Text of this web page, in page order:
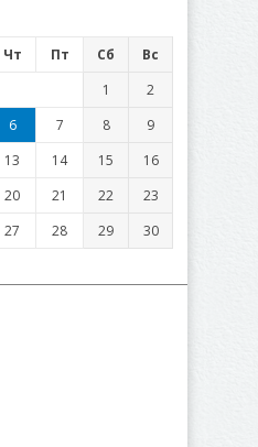
Чт Пт Сб
Вс
1
2
6 7 8
9
13 14 15
16
20 21 22
23
27 28 29
30